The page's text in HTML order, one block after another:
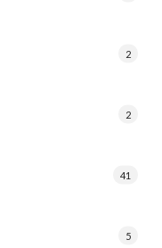
2
2
41
5